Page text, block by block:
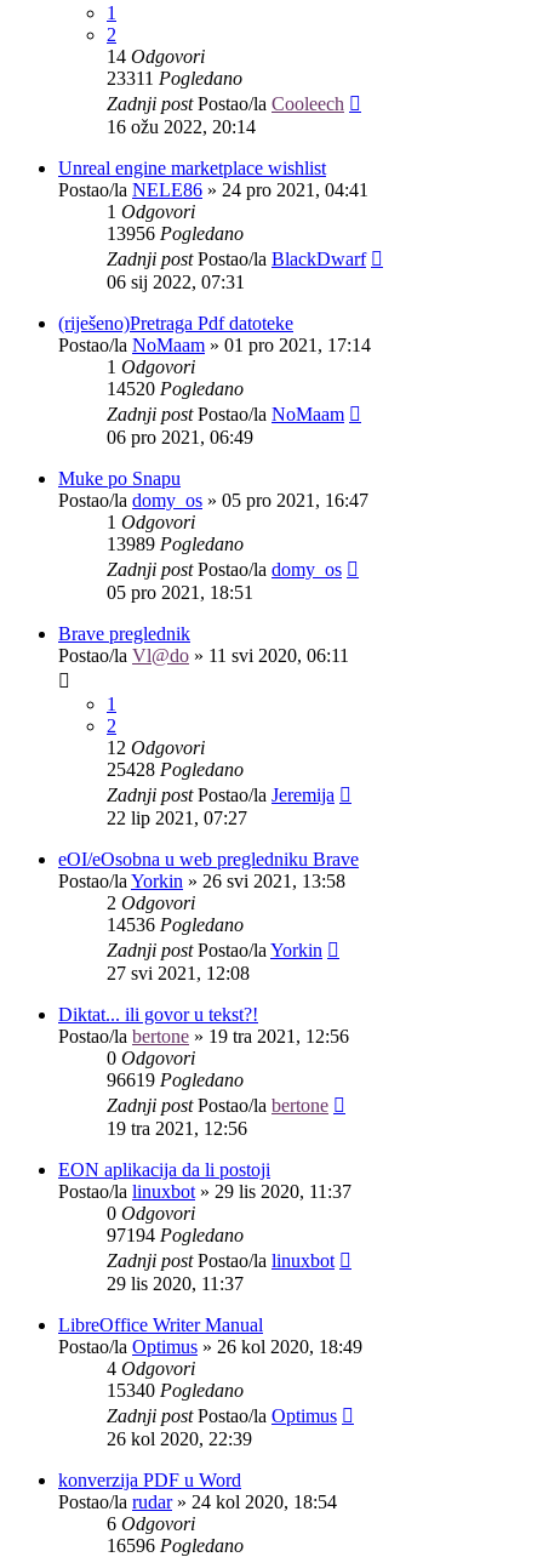
1
2
14 Odgovori
23311 Pogledano
Zadnji postPostao/la Cooleech
16 ožu 2022, 20:14
Unreal engine marketplace wishlist
Postao/la NELE86 » 24 pro 2021, 04:41
1 Odgovori
13956 Pogledano
Zadnji postPostao/la BlackDwarf
06 sij 2022, 07:31
(riješeno)Pretraga Pdf datoteke
Postao/la NoMaam » 01 pro 2021, 17:14
1 Odgovori
14520 Pogledano
Zadnji postPostao/la NoMaam
06 pro 2021, 06:49
Muke po Snapu
Postao/la domy_os » 05 pro 2021, 16:47
1 Odgovori
13989 Pogledano
Zadnji postPostao/la domy_os
05 pro 2021, 18:51
Brave preglednik
Postao/la Vl@do » 11 svi 2020, 06:11
1
2
12 Odgovori
25428 Pogledano
Zadnji postPostao/la Jeremija
22 lip 2021, 07:27
eOI/eOsobna u web pregledniku Brave
Postao/la Yorkin » 26 svi 2021, 13:58
2 Odgovori
14536 Pogledano
Zadnji postPostao/la Yorkin
27 svi 2021, 12:08
Diktat... ili govor u tekst?!
Postao/la bertone » 19 tra 2021, 12:56
0 Odgovori
96619 Pogledano
Zadnji postPostao/la bertone
19 tra 2021, 12:56
EON aplikacija da li postoji
Postao/la linuxbot » 29 lis 2020, 11:37
0 Odgovori
97194 Pogledano
Zadnji postPostao/la linuxbot
29 lis 2020, 11:37
LibreOffice Writer Manual
Postao/la Optimus » 26 kol 2020, 18:49
4 Odgovori
15340 Pogledano
Zadnji postPostao/la Optimus
26 kol 2020, 22:39
konverzija PDF u Word
Postao/la rudar» 24 kol 2020, 18:54
6 Odgovori
16596 Pogledano